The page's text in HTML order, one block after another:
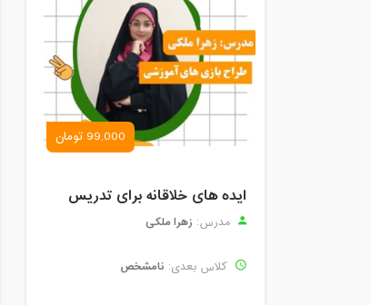
99,000 تومان
ایده های خلاقانه برای تدریس
مدرس: زهرا ملکی
کلاس بعدی: نامشخص